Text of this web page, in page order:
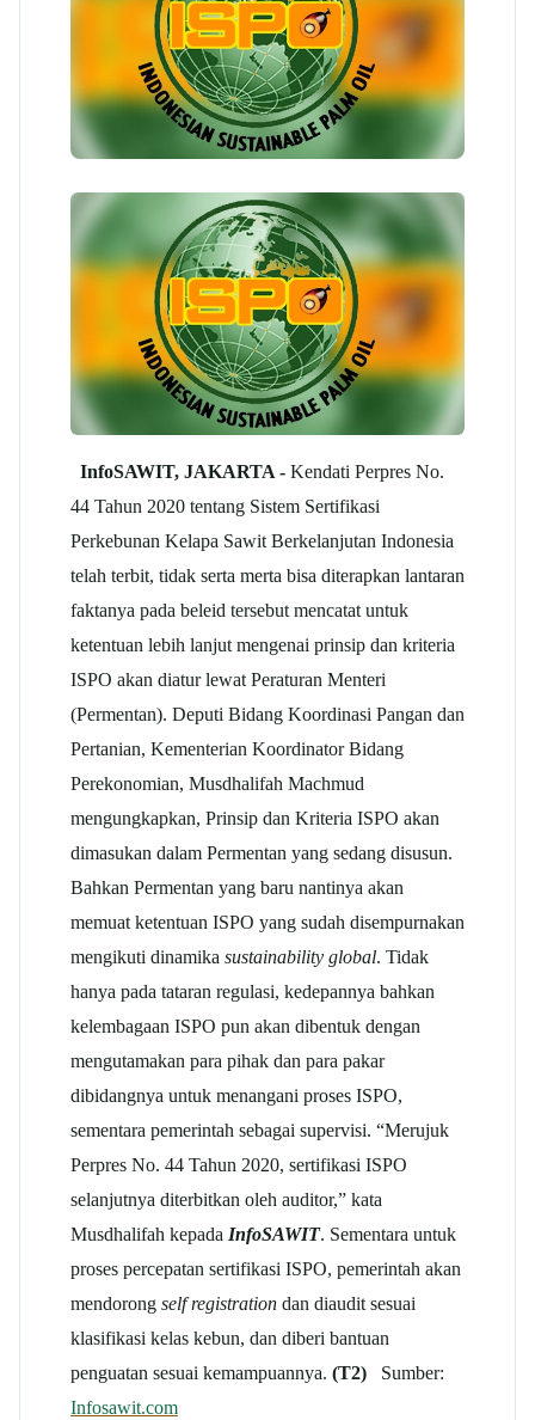
InfoSAWIT, JAKARTA - Kendati Perpres No.
44 Tahun 2020 tentang Sistem Sertifikasi
Perkebunan Kelapa Sawit Berkelanjutan Indonesia
telah terbit, tidak serta merta bisa diterapkan lantaran
faktanya pada beleid tersebut mencatat untuk
ketentuan lebih lanjut mengenai prinsip dan kriteria
ISPO akan diatur lewat Peraturan Menteri
(Permentan). Deputi Bidang Koordinasi Pangan dan
Pertanian, Kementerian Koordinator Bidang
Perekonomian, Musdhalifah Machmud
mengungkapkan, Prinsip dan Kriteria ISPO akan
dimasukan dalam Permentan yang sedang disusun.
Bahkan Permentan yang baru nantinya akan
memuat ketentuan ISPO yang sudah disempurnakan
mengikuti dinamika sustainability global. Tidak
hanya pada tataran regulasi, kedepannya bahkan
kelembagaan ISPO pun akan dibentuk dengan
mengutamakan para pihak dan para pakar
dibidangnya untuk menangani proses ISPO,
sementara pemerintah sebagai supervisi. “Merujuk
Perpres No. 44 Tahun 2020, sertifikasi ISPO
selanjutnya diterbitkan oleh auditor,” kata
Musdhalifah kepada InfoSAWIT. Sementara untuk
proses percepatan sertifikasi ISPO, pemerintah akan
mendorong self registration dan diaudit sesuai
klasifikasi kelas kebun, dan diberi bantuan
penguatan sesuai kemampuannya. (T2) Sumber:
Infosawit.com